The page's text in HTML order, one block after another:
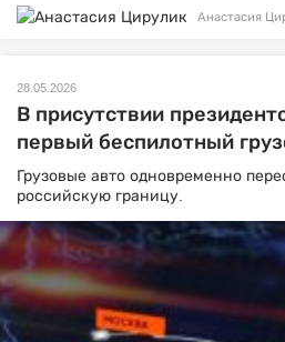
Анастасия
28.05.2026
В присутствии
первый беспилотный
Грузовые авто одновременно
российскую границу.